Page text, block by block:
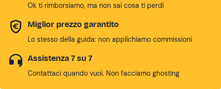
Ok ti rimborsiamo, ma non sai cosa ti perdi
Miglior prezzo garantito
Lo stesso della guida: non applichiamo commissioni
Assistenza 7 su 7
Contattaci quando vuoi. Non facciamo ghosting